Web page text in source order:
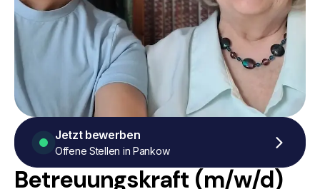
Betreuungskraft (m/w/d)
Jetzt bewerben
Offene Stellen in Pankow